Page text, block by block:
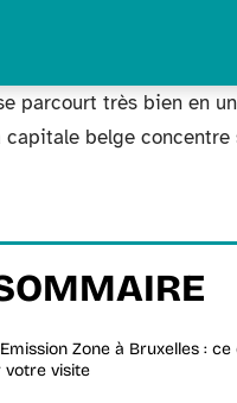
parcourt très bien en
capitale belge
Zone à Bruxelles :
votre visite